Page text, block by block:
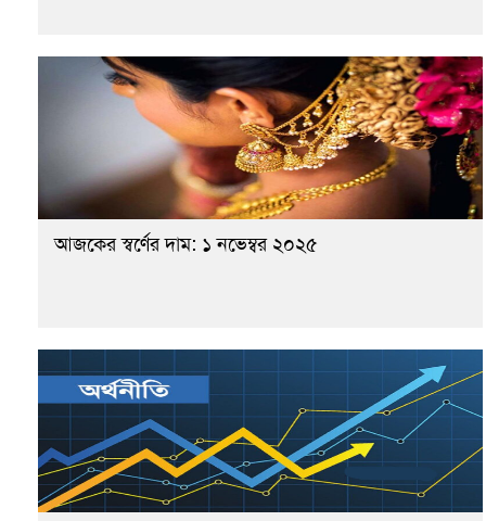
আজকের স্বর্ণের দাম: ১ নভেম্বর ২০২৫